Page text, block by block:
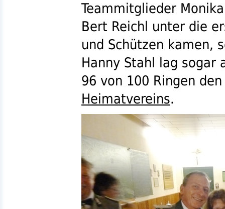
Teammitglieder
Bert Reichl unter die
und Schützen kamen,
Hanny Stahl lag sogar
96 von 100 Ringen
Heimatvereins.